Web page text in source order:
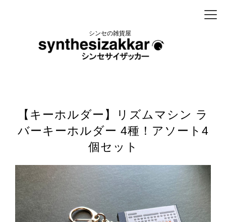
シンセの雑貨屋
【キーホルダー】リズムマシン ラ
バーキーホルダー 4種！アソート4
個セット